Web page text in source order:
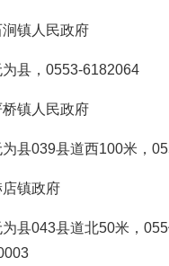
镇人民政府
县，0553-6182064
镇人民政府
县039县道西100米，
镇政府
县043县道北50米，055